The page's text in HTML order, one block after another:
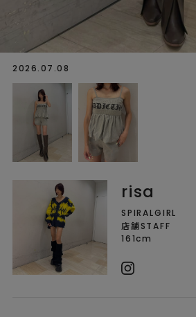
2026.07.08
risa
SPIRALGIRL
店舗STAFF
161cm